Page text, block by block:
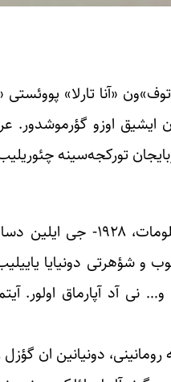
تورکجه‌سینه
چنگیز آیتماتوف رومان،
و شؤهرتی دونیایا
نی آد آپارماق اولور.
دونیانین ان